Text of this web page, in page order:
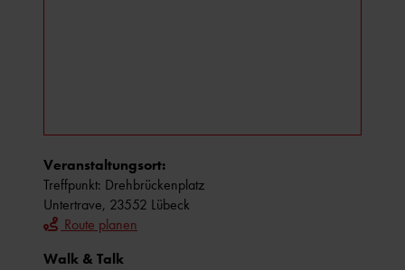
Veranstaltungsort:
Treffpunkt: Drehbrückenplatz
Untertrave, 23552 Lübeck
Route planen
Walk & Talk